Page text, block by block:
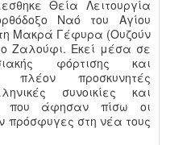
Θεία Λειτουργία
Ναό του Αγίου
Μακρά Γέφυρα (Ουζούν
Ζαλούφι. Εκεί μέσα σε
φόρτισης και
προσκυνητές
συνοικίες και
που άφησαν πίσω οι
πρόσφυγες στη νέα τους